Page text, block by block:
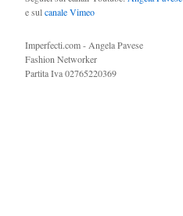
e sulcanale Vimeo
Imperfecti.com - Angela Pavese
Fashion Networker
Partita Iva 02765220369